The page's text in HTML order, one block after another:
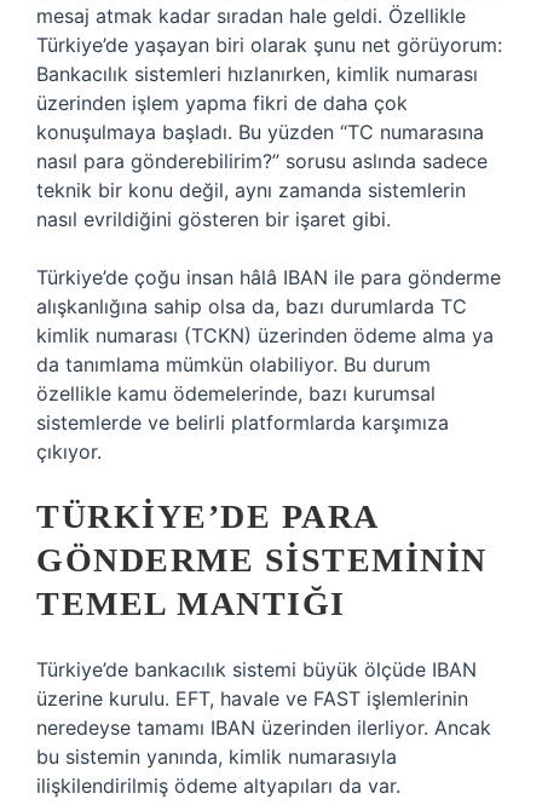
mesaj atmak kadar sıradan hale geldi. Özellikle
Türkiye’de yaşayan biri olarak şunu net görüyorum:
Bankacılık sistemleri hızlanırken, kimlik numarası
üzerinden işlem yapma fikri de daha çok
konuşulmaya başladı. Bu yüzden “TC numarasına
nasıl para gönderebilirim?” sorusu aslında sadece
teknik bir konu değil, aynı zamanda sistemlerin
nasıl evrildiğini gösteren bir işaret gibi.
Türkiye’de çoğu insan hâlâ IBAN ile para gönderme
alışkanlığına sahip olsa da, bazı durumlarda TC
kimlik numarası (TCKN) üzerinden ödeme alma ya
da tanımlama mümkün olabiliyor. Bu durum
özellikle kamu ödemelerinde, bazı kurumsal
sistemlerde ve belirli platformlarda karşımıza
çıkıyor.
TÜRKIYE’DE PARA
GÖNDERME SISTEMININ
TEMEL MANTIĞI
Türkiye’de bankacılık sistemi büyük ölçüde IBAN
üzerine kurulu. EFT, havale ve FAST işlemlerinin
neredeyse tamamı IBAN üzerinden ilerliyor. Ancak
bu sistemin yanında, kimlik numarasıyla
ilişkilendirilmiş ödeme altyapıları da var.